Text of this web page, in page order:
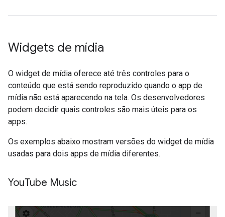
Widgets de mídia
O widget de mídia oferece até três controles para o
conteúdo que está sendo reproduzido quando o app de
mídia não está aparecendo na tela. Os desenvolvedores
podem decidir quais controles são mais úteis para os
apps.
Os exemplos abaixo mostram versões do widget de mídia
usadas para dois apps de mídia diferentes.
YouTube Music